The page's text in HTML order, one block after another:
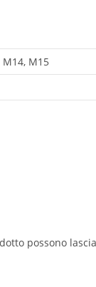
M14, M15
possono